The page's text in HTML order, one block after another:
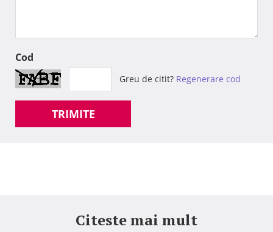
Cod
Greu de citit? Regenerare cod
TRIMITE
Citeste mai mult